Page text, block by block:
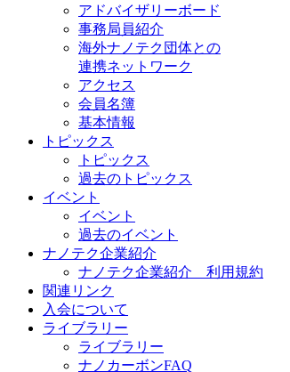
アドバイザリーボード
事務局員紹介
海外ナノテク団体との
連携ネットワーク
アクセス
会員名簿
基本情報
トピックス
トピックス
過去のトピックス
イベント
イベント
過去のイベント
ナノテク企業紹介
ナノテク企業紹介 利用規約
関連リンク
入会について
ライブラリー
ライブラリー
ナノカーボンFAQ